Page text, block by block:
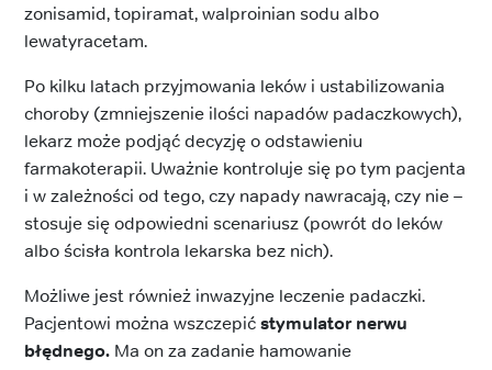
zonisamid, topiramat, walproinian sodu albo
lewatyracetam.
Po kilku latach przyjmowania leków i ustabilizowania
choroby (zmniejszenie ilości napadów padaczkowych),
lekarz może podjąć decyzję o odstawieniu
farmakoterapii. Uważnie kontroluje się po tym pacjenta
i w zależności od tego, czy napady nawracają, czy nie –
stosuje się odpowiedni scenariusz (powrót do leków
albo ścisła kontrola lekarska bez nich).
Możliwe jest również inwazyjne leczenie padaczki.
Pacjentowi można wszczepićstymulator nerwu
błędnego. Ma on za zadanie hamowanie